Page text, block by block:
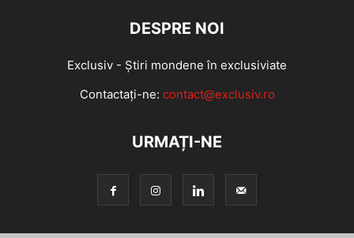
DESPRE NOI
Exclusiv - Știri mondene în exclusiviate
Contactați-ne: contact@exclusiv.ro
URMAȚI-NE